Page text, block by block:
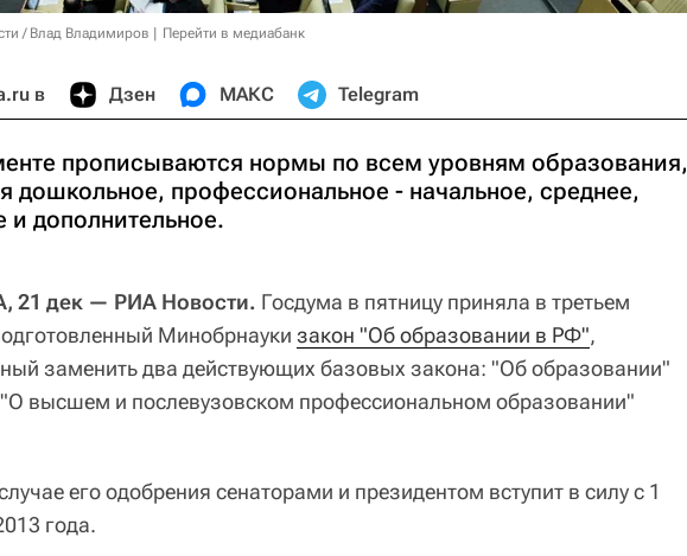
/ Влад Владимиров Перейти в медиабанк
в Дзен МАКС Telegram
прописываются нормы по всем уровням образования,
дошкольное, профессиональное - начальное, среднее,
дополнительное.
21 дек — РИА Новости. Госдума в пятницу приняла в третьем
Минобрнауки закон "Об образовании в РФ",
заменить два действующих базовых закона: "Об образовании"
высшем и послевузовском профессиональном образовании"
его одобрения сенаторами и президентом вступит в силу с 1
года.